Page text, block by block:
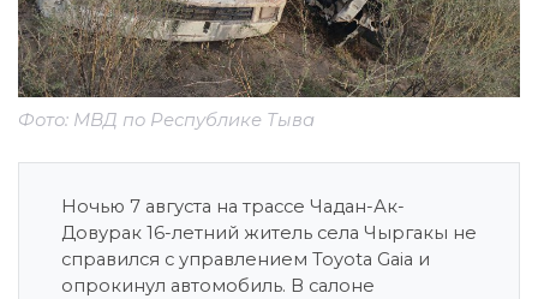
Фото: МВД по Республике Тыва
Ночью 7 августа на трассе Чадан-Ак-
Довурак 16-летний житель села Чыргакы не
справился с управлением Toyota Gaia и
опрокинул автомобиль. В салоне